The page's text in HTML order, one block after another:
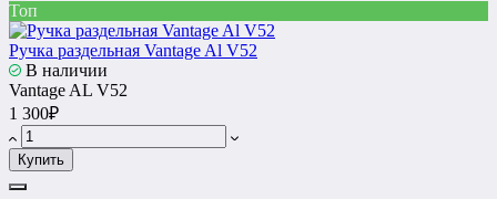
Топ
Ручка раздельная Vantage Al V52
В наличии
Vantage AL V52
1 300₽
Купить